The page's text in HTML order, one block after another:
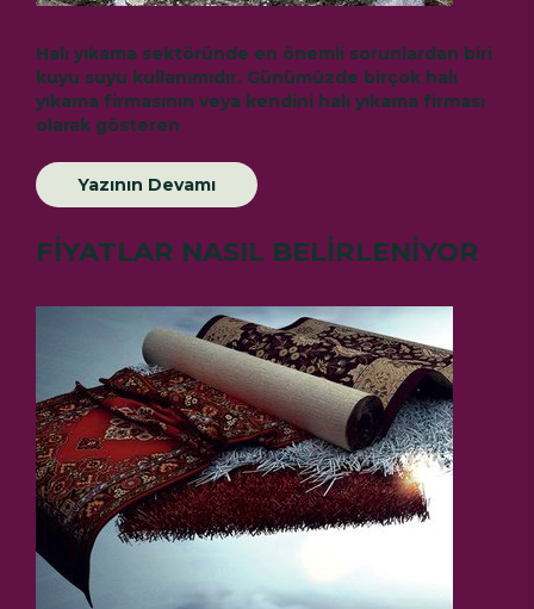
Halı yıkama sektöründe en önemli sorunlardan biri
kuyu suyu kullanımıdır. Günümüzde birçok halı
yıkama firmasının veya kendini halı yıkama firması
olarak gösteren
Yazının Devamı
FİYATLAR NASIL BELİRLENİYOR